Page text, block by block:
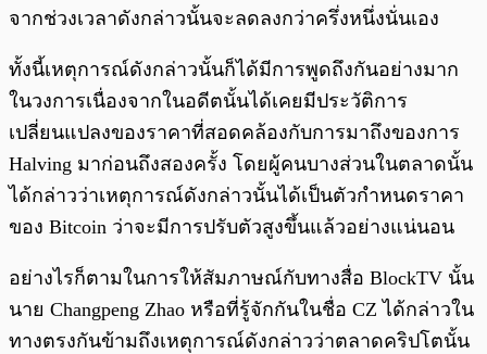
จากช่วงเวลาดังกล่าวนั้นจะลดลงกว่าครึ่งหนึ่งนั่นเอง
ทั้งนี้เหตุการณ์ดังกล่าวนั้นก็ได้มีการพูดถึงกันอย่างมาก
ในวงการเนื่องจากในอดีตนั้นได้เคยมีประวัติการ
เปลี่ยนแปลงของราคาที่สอดคล้องกับการมาถึงของการ
Halving มาก่อนถึงสองครั้ง โดยผู้คนบางส่วนในตลาดนั้น
ได้กล่าวว่าเหตุการณ์ดังกล่าวนั้นได้เป็นตัวกำหนดราคา
ของ Bitcoin ว่าจะมีการปรับตัวสูงขึ้นแล้วอย่างแน่นอน
อย่างไรก็ตามในการให้สัมภาษณ์กับทางสื่อ BlockTV นั้น
นาย Changpeng Zhao หรือที่รู้จักกันในชื่อ CZ ได้กล่าวใน
ทางตรงกันข้ามถึงเหตุการณ์ดังกล่าวว่าตลาดคริปโตนั้น